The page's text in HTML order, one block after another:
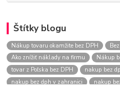
Štítky blogu
Nákup tovaru okamžite bez DPH
Ako znížiť náklady na firmu
Nákup
tovar z Poľska bez DPH
nakup bez
nakup bez dph v zahranici
nakup